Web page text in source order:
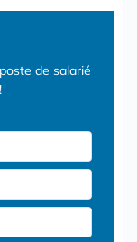
de salarié